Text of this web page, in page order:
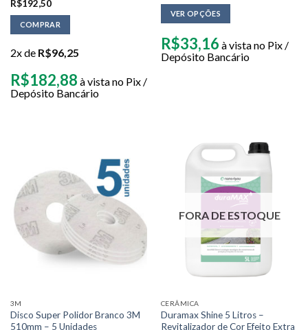
R$192,50
COMPRAR
2x de R$96,25
R$182,88 à vista no Pix /
Depósito Bancário
VER OPÇÕES
R$33,16 à vista no Pix /
Depósito Bancário
3M
Disco Super Polidor Branco 3M
510mm – 5 Unidades
FORA DE ESTOQUE
CERÂMICA
Duramax Shine 5 Litros –
Revitalizador de Cor Efeito Extra